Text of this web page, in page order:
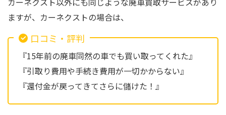
ますが、カーネクストの場合は、
口コミ・評判
『15年前の廃車同然の車でも買い取ってくれた』
『引取り費用や手続き費用が一切かからない』
『還付金が戻ってきてさらに儲けた！』